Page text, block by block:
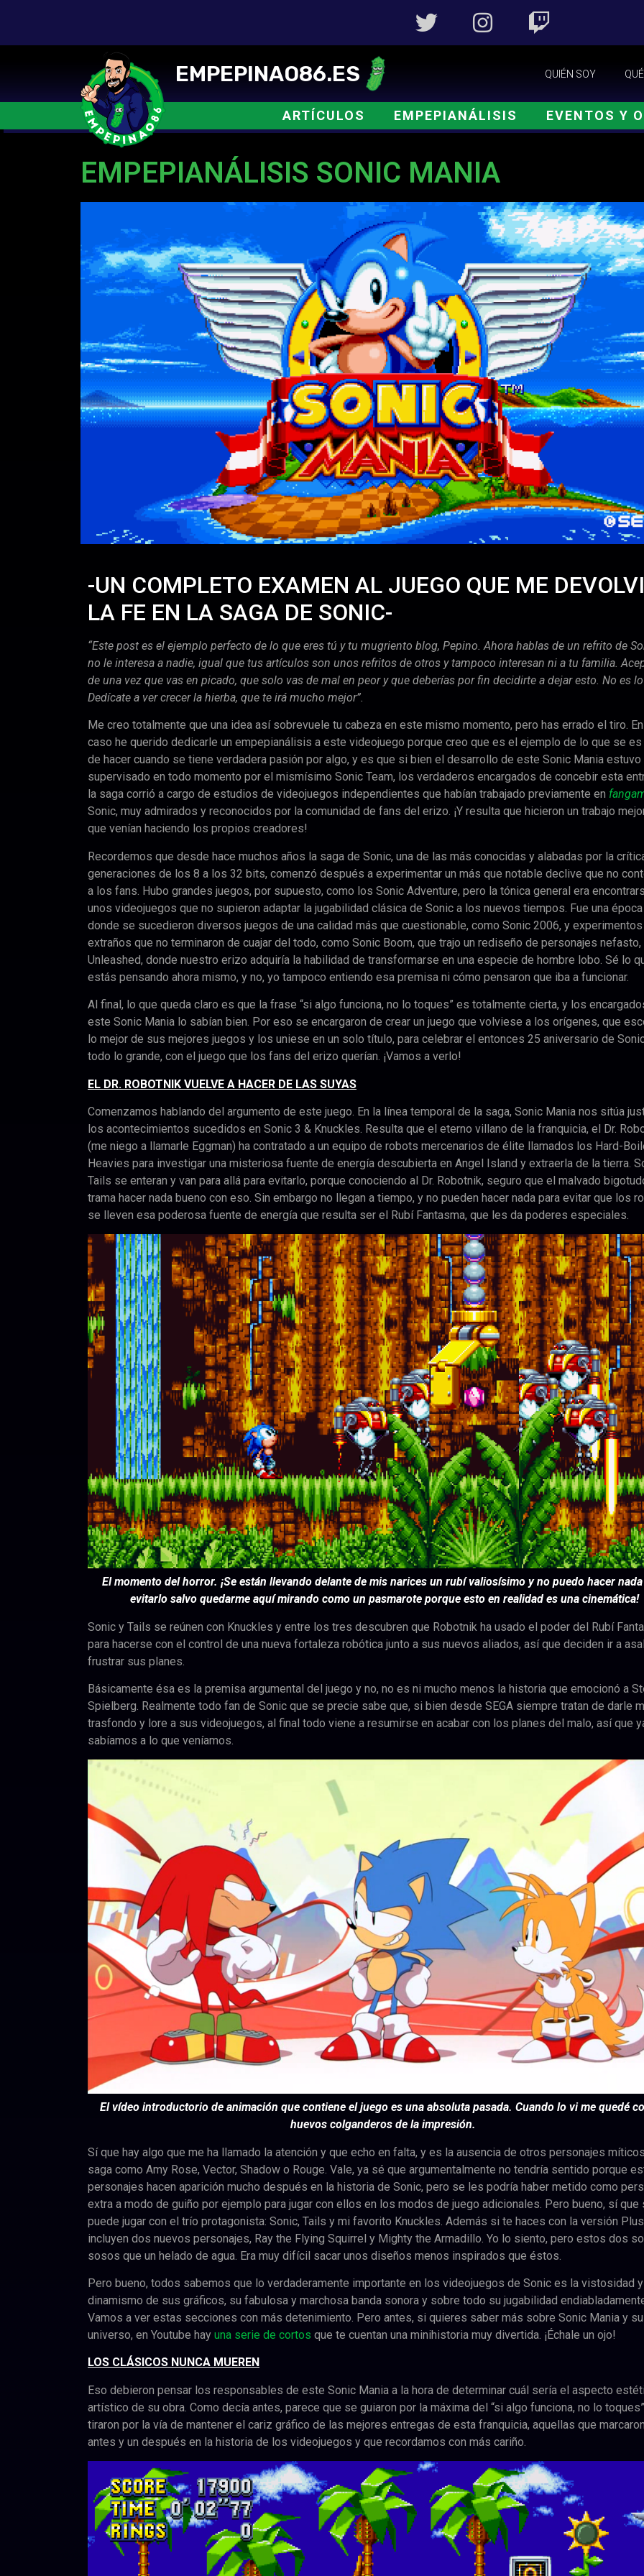
EMPEPINAO86.ES QUIÉN SOY
ARTÍCULOS EMPEPIANÁLISIS EVENTOS Y
EMPEPIANÁLISIS SONIC MANIA
-UN COMPLETO EXAMEN AL JUEGO QUE ME
LA FE EN LA SAGA DE SONIC-
“Este post es el ejemplo perfecto de lo que eres tú y tu mugriento blog, Pepino. Ahora hablas de un refrito de
no le interesa a nadie, igual que tus artículos son unos refritos de otros y tampoco interesan ni a tu familia.
de una vez que vas en picado, que solo vas de mal en peor y que deberías por fin decidirte a dejar esto. No es
Dedícate a ver crecer la hierba, que te irá mucho mejor”.
Me creo totalmente que una idea así sobrevuele tu cabeza en este mismo momento, pero has errado el tiro.
caso he querido dedicarle un empepianálisis a este videojuego porque creo que es el ejemplo de lo que se
de hacer cuando se tiene verdadera pasión por algo, y es que si bien el desarrollo de este Sonic Mania estuvo
supervisado en todo momento por el mismísimo Sonic Team, los verdaderos encargados de concebir esta
la saga corrió a cargo de estudios de videojuegos independientes que habían trabajado previamente en
Sonic, muy admirados y reconocidos por la comunidad de fans del erizo. ¡Y resulta que hicieron un trabajo
que venían haciendo los propios creadores!
Recordemos que desde hace muchos años la saga de Sonic, una de las más conocidas y alabadas por la
generaciones de los 8 a los 32 bits, comenzó después a experimentar un más que notable declive que no
a los fans. Hubo grandes juegos, por supuesto, como los Sonic Adventure, pero la tónica general era
unos videojuegos que no supieron adaptar la jugabilidad clásica de Sonic a los nuevos tiempos. Fue una
donde se sucedieron diversos juegos de una calidad más que cuestionable, como Sonic 2006, y experimentos
extraños que no terminaron de cuajar del todo, como Sonic Boom, que trajo un rediseño de personajes nefasto,
Unleashed, donde nuestro erizo adquiría la habilidad de transformarse en una especie de hombre lobo. Sé lo
estás pensando ahora mismo, y no, yo tampoco entiendo esa premisa ni cómo pensaron que iba a funcionar.
Al final, lo que queda claro es que la frase “si algo funciona, no lo toques” es totalmente cierta, y los
este Sonic Mania lo sabían bien. Por eso se encargaron de crear un juego que volviese a los orígenes, que
lo mejor de sus mejores juegos y los uniese en un solo título, para celebrar el entonces 25 aniversario de
todo lo grande, con el juego que los fans del erizo querían. ¡Vamos a verlo!
EL DR. ROBOTNIK VUELVE A HACER DE LAS SUYAS
Comenzamos hablando del argumento de este juego. En la línea temporal de la saga, Sonic Mania nos sitúa
los acontecimientos sucedidos en Sonic 3 & Knuckles. Resulta que el eterno villano de la franquicia, el Dr.
(me niego a llamarle Eggman) ha contratado a un equipo de robots mercenarios de élite llamados los Hard-
Heavies para investigar una misteriosa fuente de energía descubierta en Angel Island y extraerla de la tierra.
Tails se enteran y van para allá para evitarlo, porque conociendo al Dr. Robotnik, seguro que el malvado
trama hacer nada bueno con eso. Sin embargo no llegan a tiempo, y no pueden hacer nada para evitar que los
se lleven esa poderosa fuente de energía que resulta ser el Rubí Fantasma, que les da poderes especiales.
El momento del horror. ¡Se están llevando delante de mis narices un rubí valiosísimo y no puedo hacer
evitarlo salvo quedarme aquí mirando como un pasmarote porque esto en realidad es una cinemática!
Sonic y Tails se reúnen con Knuckles y entre los tres descubren que Robotnik ha usado el poder del Rubí
para hacerse con el control de una nueva fortaleza robótica junto a sus nuevos aliados, así que deciden ir a
frustrar sus planes.
Básicamente ésa es la premisa argumental del juego y no, no es ni mucho menos la historia que emocionó a
Spielberg. Realmente todo fan de Sonic que se precie sabe que, si bien desde SEGA siempre tratan de darle
trasfondo y lore a sus videojuegos, al final todo viene a resumirse en acabar con los planes del malo, así que
sabíamos a lo que veníamos.
El vídeo introductorio de animación que contiene el juego es una absoluta pasada. Cuando lo vi me quedé
huevos colganderos de la impresión.
Sí que hay algo que me ha llamado la atención y que echo en falta, y es la ausencia de otros personajes
saga como Amy Rose, Vector, Shadow o Rouge. Vale, ya sé que argumentalmente no tendría sentido porque
personajes hacen aparición mucho después en la historia de Sonic, pero se les podría haber metido como
extra a modo de guiño por ejemplo para jugar con ellos en los modos de juego adicionales. Pero bueno, sí que
puede jugar con el trío protagonista: Sonic, Tails y mi favorito Knuckles. Además si te haces con la versión
incluyen dos nuevos personajes, Ray the Flying Squirrel y Mighty the Armadillo. Yo lo siento, pero estos dos
sosos que un helado de agua. Era muy difícil sacar unos diseños menos inspirados que éstos.
Pero bueno, todos sabemos que lo verdaderamente importante en los videojuegos de Sonic es la vistosidad y
dinamismo de sus gráficos, su fabulosa y marchosa banda sonora y sobre todo su jugabilidad
Vamos a ver estas secciones con más detenimiento. Pero antes, si quieres saber más sobre Sonic Mania y su
universo, en Youtube hay una serie de cortos que te cuentan una minihistoria muy divertida. ¡Échale un ojo!
LOS CLÁSICOS NUNCA MUEREN
Eso debieron pensar los responsables de este Sonic Mania a la hora de determinar cuál sería el aspecto
artístico de su obra. Como decía antes, parece que se guiaron por la máxima del “si algo funciona, no lo
tiraron por la vía de mantener el cariz gráfico de las mejores entregas de esta franquicia, aquellas que
antes y un después en la historia de los videojuegos y que recordamos con más cariño.